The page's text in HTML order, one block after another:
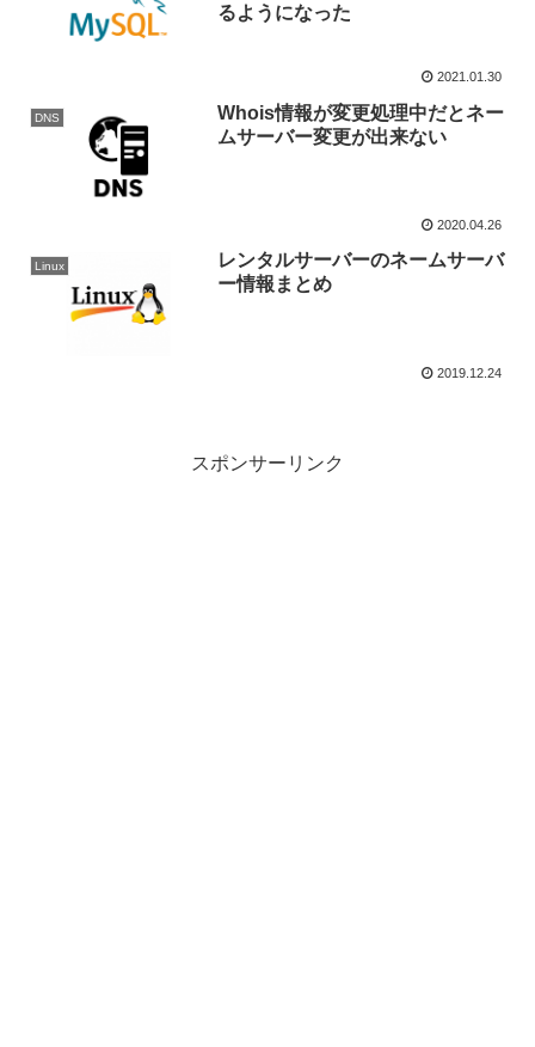
るようになった
2021.01.30
DNS
Whois情報が変更処理中だとネー
ムサーバー変更が出来ない
2020.04.26
Linux
レンタルサーバーのネームサーバ
ー情報まとめ
2019.12.24
スポンサーリンク